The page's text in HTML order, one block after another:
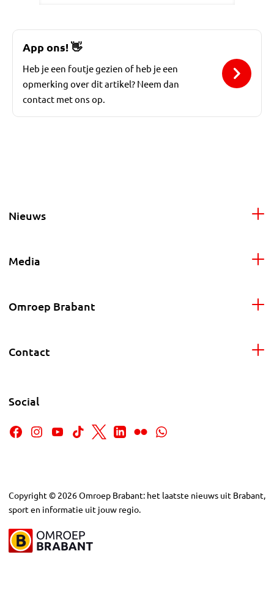
App ons!👋
Heb je een foutje gezien of heb je een
opmerking over dit artikel? Neem dan
contact met ons op.
Nieuws
Media
Omroep Brabant
Contact
Social
Copyright © 2026Omroep Brabant: het laatste nieuws uit Brabant,
sport en informatie uit jouw regio.